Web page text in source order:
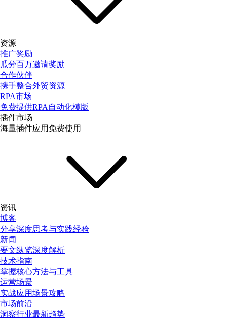
资源
推广奖励
瓜分百万邀请奖励
合作伙伴
携手整合外贸资源
RPA市场
免费提供RPA自动化模版
插件市场
海量插件应用免费使用
资讯
博客
分享深度思考与实践经验
新闻
要文纵览深度解析
技术指南
掌握核心方法与工具
运营场景
实战应用场景攻略
市场前沿
洞察行业最新趋势